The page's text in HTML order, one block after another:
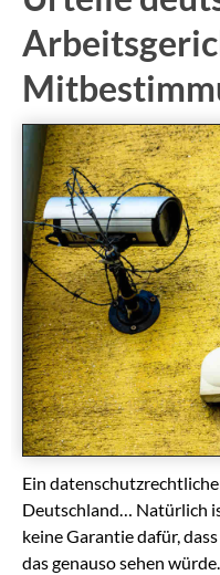
Ein
Deutschland… Natürlich
keine Garantie dafür,
das genauso sehen